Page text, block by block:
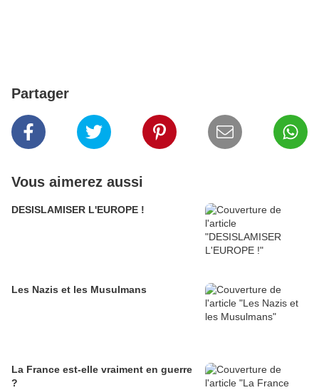
Partager
Vous aimerez aussi
DESISLAMISER L'EUROPE !
Les Nazis et les Musulmans
La France est-elle vraiment en guerre
?